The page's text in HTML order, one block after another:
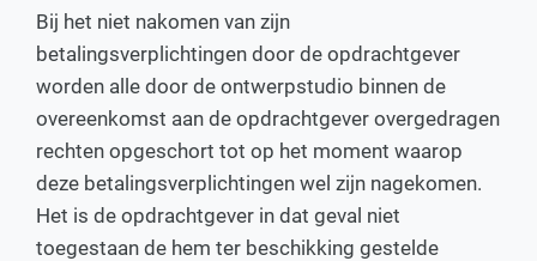
Bij het niet nakomen van zijn
betalingsverplichtingen door de opdrachtgever
worden alle door de ontwerpstudio binnen de
overeenkomst aan de opdrachtgever overgedragen
rechten opgeschort tot op het moment waarop
deze betalingsverplichtingen wel zijn nagekomen.
Het is de opdrachtgever in dat geval niet
toegestaan de hem ter beschikking gestelde